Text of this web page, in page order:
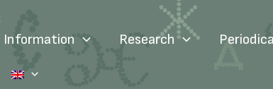
Information Research